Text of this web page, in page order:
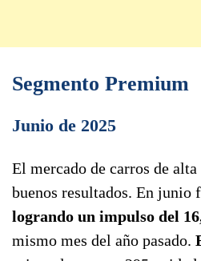
Segmento Premium
Junio de 2025
El mercado de carros de
buenos resultados. En junio
logrando un impulso del
mismo mes del año pasado.